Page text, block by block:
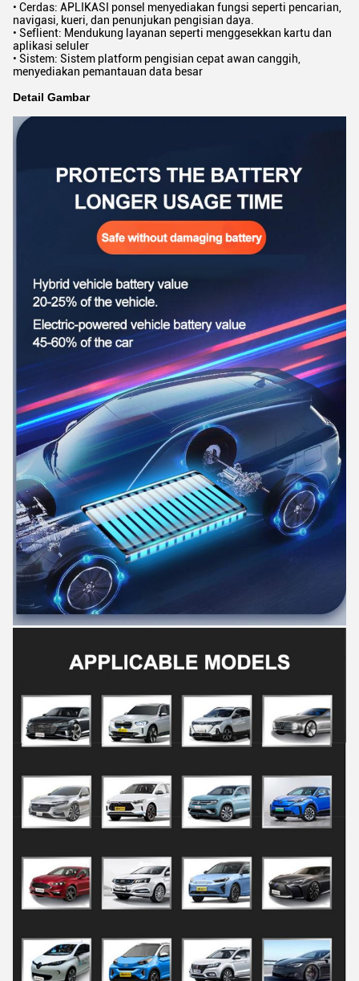
• Cerdas: APLIKASI ponsel menyediakan fungsi seperti pencarian,
navigasi, kueri, dan penunjukan pengisian daya.
• Seflient: Mendukung layanan seperti menggesekkan kartu dan
aplikasi seluler
• Sistem: Sistem platform pengisian cepat awan canggih,
menyediakan pemantauan data besar
Detail Gambar